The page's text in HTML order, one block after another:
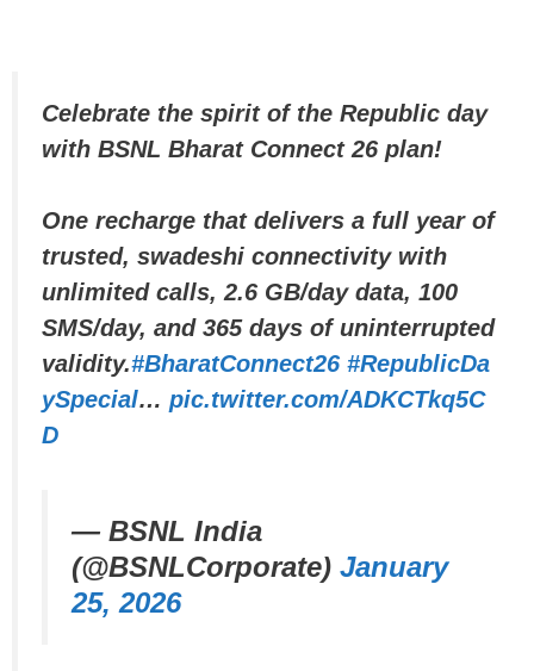
Celebrate the spirit of the Republic day
with BSNL Bharat Connect 26 plan!
One recharge that delivers a full year of
trusted, swadeshi connectivity with
unlimited calls, 2.6 GB/day data, 100
SMS/day, and 365 days of uninterrupted
validity.#BharatConnect26 #RepublicDa
ySpecial… pic.twitter.com/ADKCTkq5C
D
— BSNL India
(@BSNLCorporate) January
25, 2026